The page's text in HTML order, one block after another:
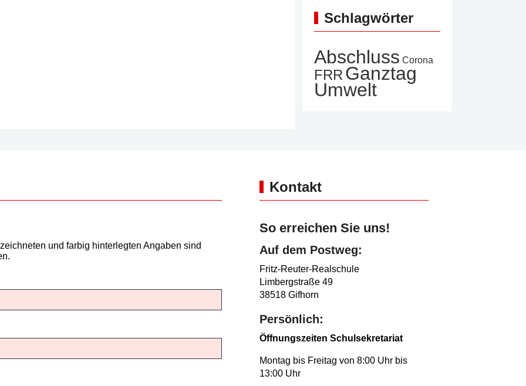
Schlagwörter
Abschluss Corona
FRR Ganztag
Umwelt
und farbig hinterlegten Angaben sind
Kontakt
So erreichen Sie uns!
Auf dem Postweg:
Fritz-Reuter-Realschule
Limbergstraße 49
38518 Gifhorn
Persönlich:
Öffnungszeiten Schulsekretariat
Montag bis Freitag von 8:00 Uhr bis
13:00 Uhr